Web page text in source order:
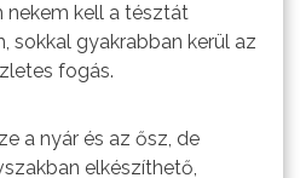
nekem kell a tésztát
sokkal gyakrabban kerül az
fogás.
a nyár és az ősz, de
elkészíthető,